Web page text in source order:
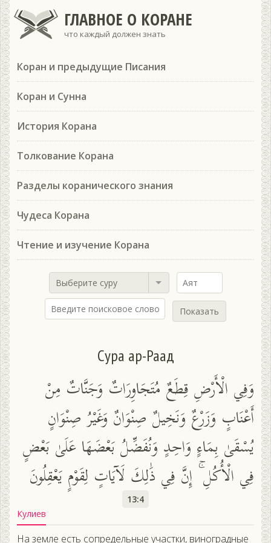
ГЛАВНОЕ О КОРАНЕ
что каждый должен знать
Коран и предыдущие Писания
Коран и Сунна
История Корана
Толкование Корана
Разделы коранического знания
Чудеса Корана
Чтение и изучение Корана
Выберите суру
Показать
Сура ар-Раад
وَفِي الْأَرْضِ قِطَعٌ مُتَجَاوِرَاتٌ وَجَنَّاتٌ مِنْ
أَعْنَابٍ وَزَرْعٌ وَنَخِيلٌ صِنْوَانٌ وَغَيْرُ صِنْوَانٍ
يُسْقَىٰ بِمَاءٍ وَاحِدٍ وَنُفَضِّلُ بَعْضَهَا عَلَىٰ بَعْضٍ
فِي الْأُكُلِ ۚ إِنَّ فِي ذَٰلِكَ لَآيَاتٍ لِقَوْمٍ يَعْقِلُونَ
13:4
Кулиев
На земле есть сопредельные участки, виноградные